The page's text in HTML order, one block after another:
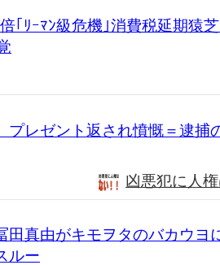
｢ﾘｰﾏﾝ級危機｣消費税延期猿
レゼント返され憤慨＝逮捕
凶悪犯に人権
田真由がキモヲタのバカウヨ
ルー